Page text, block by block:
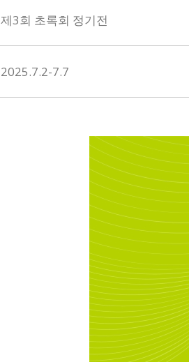
제3회 초록회 정기전
2025.7.2-7.7